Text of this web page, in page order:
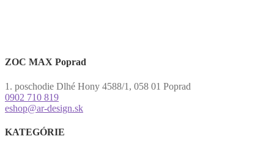
ZOC MAX Poprad
1. poschodie Dlhé Hony 4588/1, 058 01 Poprad
0902 710 819
eshop@ar-design.sk
KATEGÓRIE